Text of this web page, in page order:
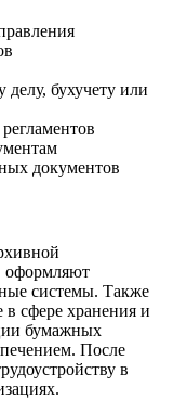
бухучету или
документов
оформляют
системы. Также
в сфере хранения и
бумажных
После
в